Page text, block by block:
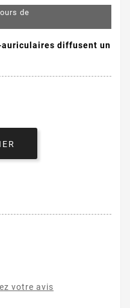
de
diffusent un
votre avis